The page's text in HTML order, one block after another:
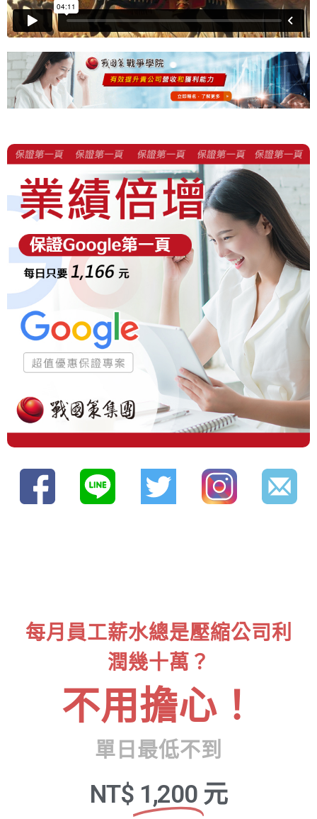
每月員工薪水總是壓縮公司利
潤幾十萬？
不用擔心！
單日最低不到
NT$ 1,200 元